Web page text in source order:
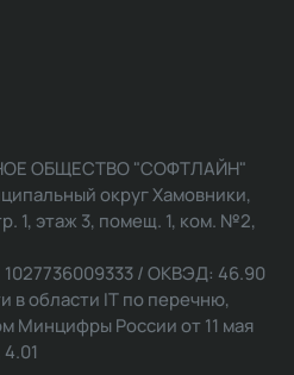
ОБЩЕСТВО "СОФТЛАЙН"
округ Хамовники,
1, этаж 3, помещ. 1, ком. №2,
/ ОКВЭД: 46.90
в области IT по перечню,
Минцифры России от 11 мая